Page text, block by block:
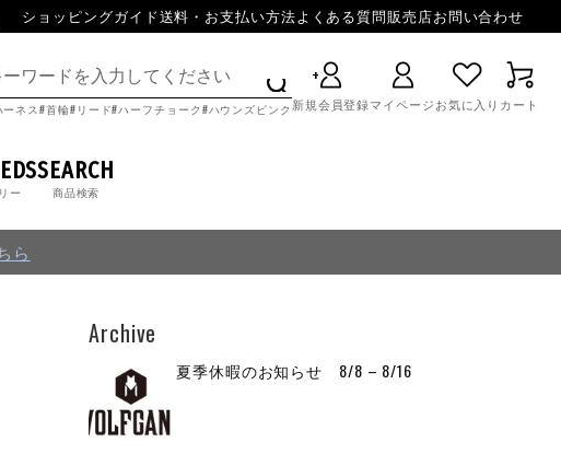
ショッピングガイド送料・お支払い方法よくある質問販売店お問い合わせ
ーネス 首輪 リード ハーフチョーク ハウンズピンク新規会員登録マイページお気に入り カート
ー
SEARCH
商品検索
ら
Archive
夏季休暇のお知らせ 8/8 – 8/16